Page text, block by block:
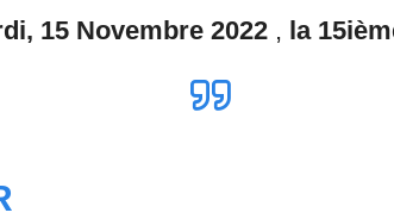
15 Novembre 2022, la